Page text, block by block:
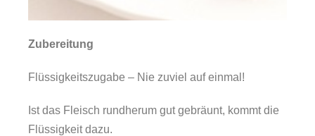
Zubereitung
Flüssigkeitszugabe – Nie zuviel auf einmal!
Ist das Fleisch rundherum gut gebräunt, kommt die
Flüssigkeit dazu.